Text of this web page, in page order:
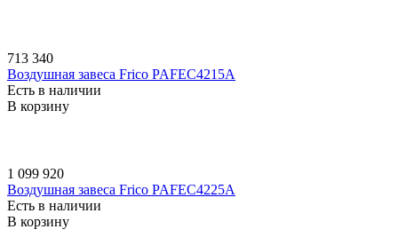
713 340
Воздушная завеса Frico PAFEC4215A
Есть в наличии
В корзину
1 099 920
Воздушная завеса Frico PAFEC4225A
Есть в наличии
В корзину